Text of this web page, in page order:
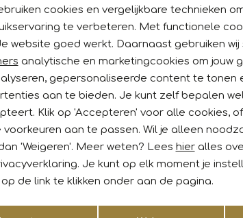
04 Shadow
pasvormen, kleuren, prints en materialen.
de broeken jarenlang hun pasvorm en
bent en waarde hecht aan extra comfort, of
keuze.
cookies Marketing
cookies en vergelijkbare technieken
te verbeteren. Met functionele
website goed werkt. Daarnaast gebruiken
analytische en marketingcookies om jouw
gepersonaliseerde content te tonen
aan te bieden. Je kunt zelf bepalen
Klik op 'Accepteren' voor alle cookies,
voorkeuren aan te passen. Wil je alleen
'Weigeren'. Meer weten? Lees hieralles
Je kunt op elk moment je
de link te klikken onder aan de pagina.